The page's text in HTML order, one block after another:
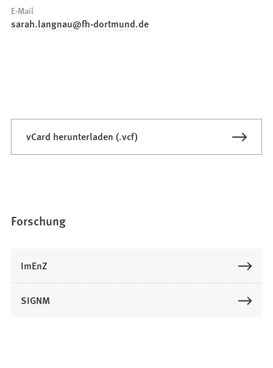
E-Mail
sarah.langnau fh-dortmund de
vCard herunterladen (.vcf)
Forschung
ImEnZ
SIGNM